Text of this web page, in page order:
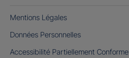
Mentions Légales
Données Personnelles
Accessibilité Partiellement Conforme